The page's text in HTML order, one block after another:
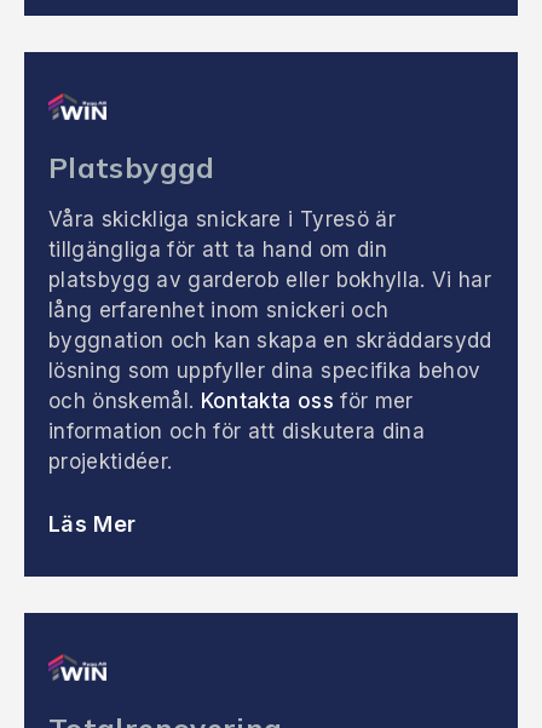
Platsbyggd
Våra skickliga snickare i Tyresö är
tillgängliga för att ta hand om din
platsbygg av garderob eller bokhylla. Vi har
lång erfarenhet inom snickeri och
byggnation och kan skapa en skräddarsydd
lösning som uppfyller dina specifika behov
och önskemål. Kontakta oss för mer
information och för att diskutera dina
projektidéer.
Läs Mer